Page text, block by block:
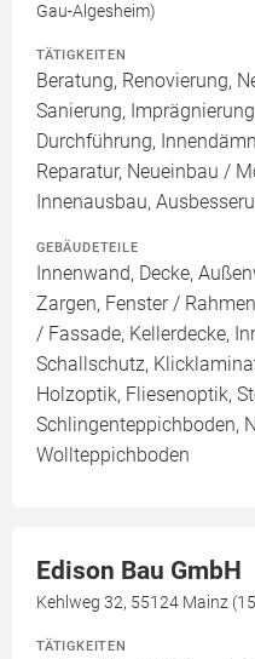
Gau-Algesheim)
TÄTIGKEITEN
Beratung, Renovierung,
Sanierung,
Durchführung,
Reparatur, Neueinbau /
Innenausbau,
GEBÄUDETEILE
Innenwand, Decke,
Zargen, Fenster /
/ Fassade, Kellerdecke,
Schallschutz,
Holzoptik, Fliesenoptik,
Schlingenteppichboden,
Wollteppichboden
Edison Bau GmbH
Kehlweg 32, 55124 Mainz
TÄTIGKEITEN